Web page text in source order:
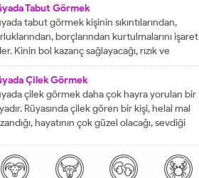
giderek artacak olmasına delalet
güçleneceğini ve Allah tarafından
bir kişi olduğunu gösterir. Rüyalarımızda
çoğunlukla gerçek hayatla birebir
Rüyalarımızda...
Tabut Görmek
tabut görmek kişinin sıkıntılarından,
borçlarından kurtulmalarını işaret
Kinin bol kazanç sağlayacağı, rızık ve
anlamına gelir. Rüya sırasında tabut
aynı zaman da kişinin bahtının ve
kapanmış olduğunu ifade eder. Rüyada
görmek aynı zamanda kişinin yol hazırlığına
anlamına gelir....
Çilek Görmek
çilek görmek daha çok hayra yorulan bir
Rüyasında çilek gören bir kişi, helal mal
hayatının çok güzel olacağı, sevdiği
çoğunlukla aşkı ve tutkuyu da delalet eder.